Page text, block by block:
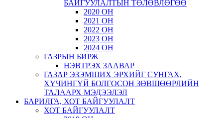
БАЙГУУЛАЛТЫН ТӨЛӨВЛӨГӨӨ
2020 ОН
2021 ОН
2022 ОН
2023 ОН
2024 ОН
ГАЗРЫН БИРЖ
НЭВТРЭХ ЗААВАР
ГАЗАР ЭЗЭМШИХ ЭРХИЙГ СУНГАХ,
ХҮЧИНГҮЙ БОЛГОСОН ЗӨВШӨӨРЛИЙН
ТАЛААРХ МЭДЭЭЛЭЛ
БАРИЛГА, ХОТ БАЙГУУЛАЛТ
ХОТ БАЙГУУЛАЛТ